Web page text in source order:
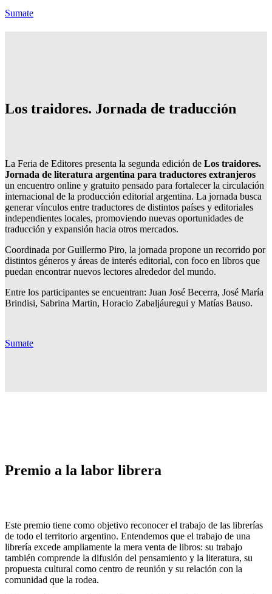
Sumate
Los traidores. Jornada de traducción
La Feria de Editores presenta la segunda edición de Los traidores.
Jornada de literatura argentina para traductores extranjeros
un encuentro online y gratuito pensado para fortalecer la circulación
internacional de la producción editorial argentina. La jornada busca
generar vínculos entre traductores de distintos países y editoriales
independientes locales, promoviendo nuevas oportunidades de
traducción y expansión hacia otros mercados.
Coordinada por Guillermo Piro, la jornada propone un recorrido por
distintos géneros y áreas de interés editorial, con foco en libros que
puedan encontrar nuevos lectores alrededor del mundo.
Entre los participantes se encuentran: Juan José Becerra, José María
Brindisi, Sabrina Martin, Horacio Zabaljáuregui y Matías Bauso.
Sumate
Premio a la labor librera
Este premio tiene como objetivo reconocer el trabajo de las librerías
de todo el territorio argentino. Entendemos que el trabajo de una
librería excede ampliamente la mera venta de libros: su trabajo
también comprende la difusión del pensamiento y la literatura, su
propuesta cultural como centro de reunión y su relación con la
comunidad que la rodea.